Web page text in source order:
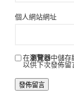
個人網站網址
在瀏覽器中儲存
以供下次發佈留